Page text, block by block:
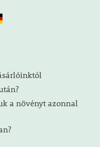
a növényt azonnal